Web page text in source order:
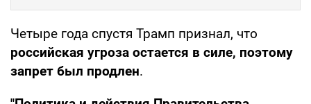
Четыре года спустя Трамп признал, что
российская угроза остается в силе, поэтому
запрет был продлен.